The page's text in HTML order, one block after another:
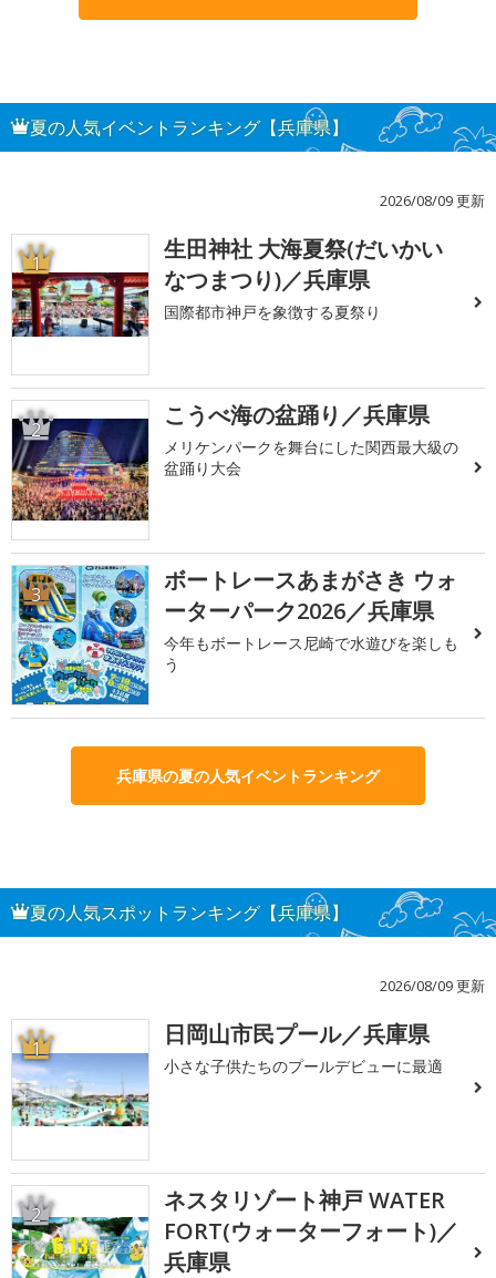
夏の人気イベントランキング【兵庫県】
2026/08/09 更新
1
生田神社 大海夏祭(だいかい
なつまつり)／兵庫県
国際都市神戸を象徴する夏祭り
2 こうべ海の盆踊り／兵庫県
メリケンパークを舞台にした関西最大級の
盆踊り大会
3
ボートレースあまがさき ウォ
ーターパーク2026／兵庫県
今年もボートレース尼崎で水遊びを楽しも
う
兵庫県の夏の人気イベントランキング
夏の人気スポットランキング【兵庫県】
2026/08/09 更新
1 日岡山市民プール／兵庫県
小さな子供たちのプールデビューに最適
2
ネスタリゾート神戸 WATER
FORT(ウォーターフォート)／
兵庫県